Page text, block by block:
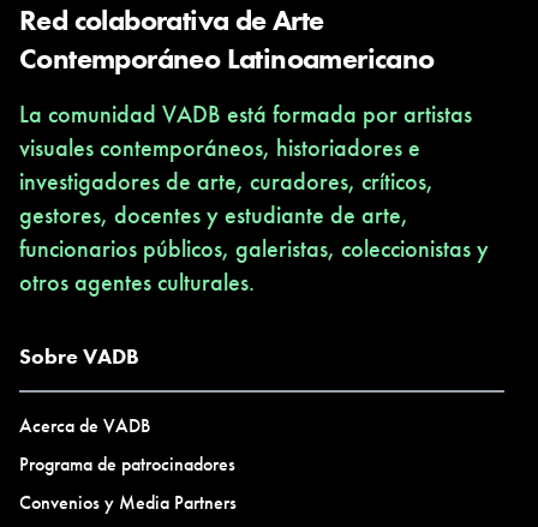
Red colaborativa de Arte
Contemporáneo Latinoamericano
La comunidad VADB está formada por artistas
visuales contemporáneos, historiadores e
investigadores de arte, curadores, críticos,
gestores, docentes y estudiante de arte,
funcionarios públicos, galeristas, coleccionistas y
otros agentes culturales.
Sobre VADB
Acerca de VADB
Programa de patrocinadores
Convenios y Media Partners